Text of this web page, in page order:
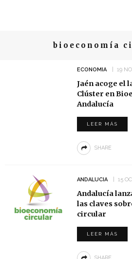
bioeconomía
ECONOMIA 19
Jaén acoge el
Clúster en
Andalucía
LEER MÁS
SHARE
ANDALUCIA 15
Andalucía
las claves
circular
LEER MÁS